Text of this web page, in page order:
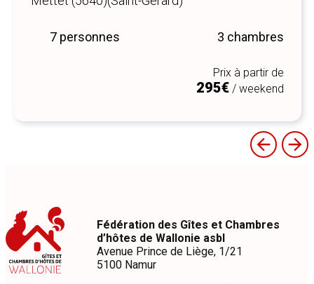
7 personnes 3 chambres
Prix à partir de
295€/ weekend
Fédération des Gîtes et Chambres
d’hôtes de Wallonie asbl
Avenue Prince de Liège, 1/21
5100 Namur